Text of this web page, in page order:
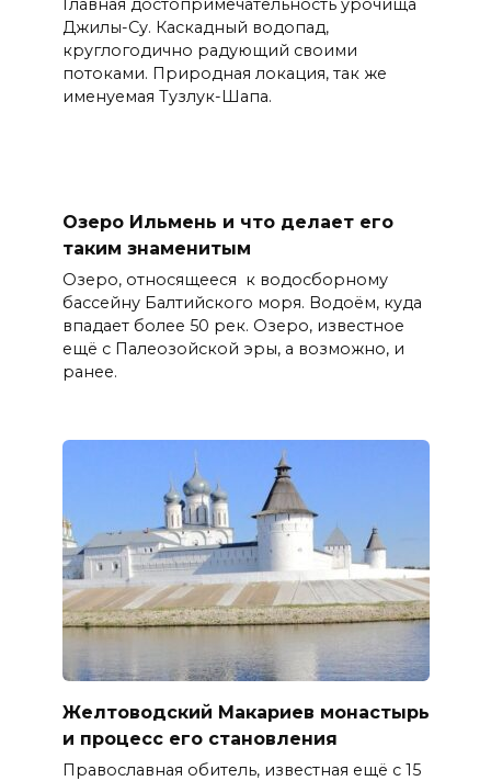
Главная достопримечательность урочища
Джилы-Су. Каскадный водопад,
круглогодично радующий своими
потоками. Природная локация, так же
именуемая Тузлук-Шапа.
Озеро Ильмень и что делает его
таким знаменитым
Озеро, относящееся к водосборному
бассейну Балтийского моря. Водоём, куда
впадает более 50 рек. Озеро, известное
ещё с Палеозойской эры, а возможно, и
ранее.
Желтоводский Макариев монастырь
и процесс его становления
Православная обитель, известная ещё с 15